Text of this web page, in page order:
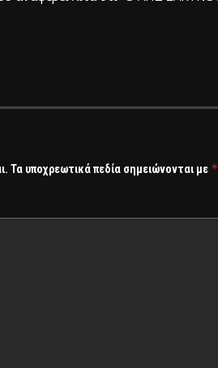
Τα υποχρεωτικά πεδία σημειώνονται με *